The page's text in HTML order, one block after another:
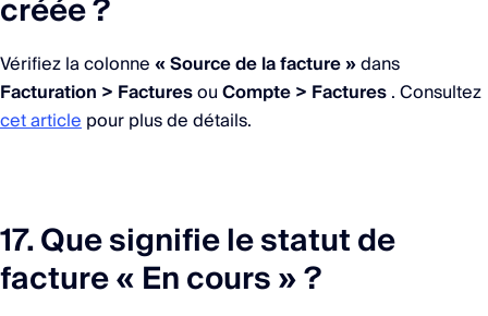
créée ?
Vérifiez la colonne« Source de la facture »dans
Facturation > FacturesouCompte > Factures. Consultez
cet articlepour plus de détails.
17. Que signifie le statut de
facture « En cours » ?